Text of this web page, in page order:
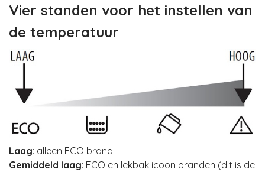
Vier standen voor het instellen van
de temperatuur
Laag: alleen ECO brand
Gemiddeld laag: ECO en lekbak icoon branden (dit is de